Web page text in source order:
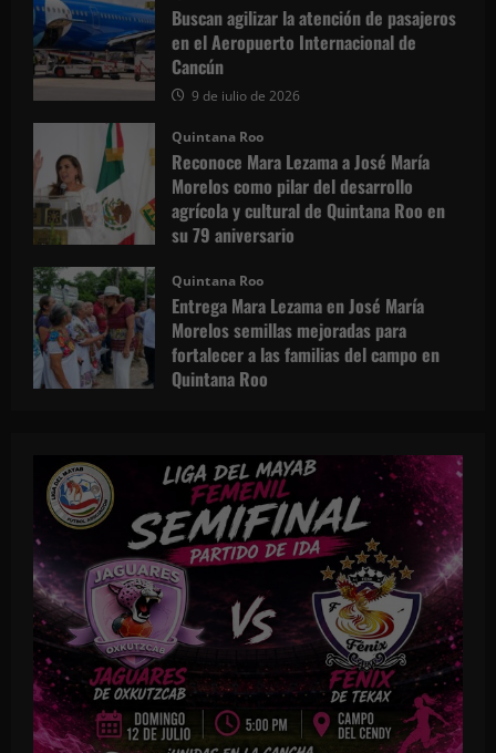
Buscan agilizar la atención de pasajeros
en el Aeropuerto Internacional de
Cancún
9 de julio de 2026
Quintana Roo
Reconoce Mara Lezama a José María
Morelos como pilar del desarrollo
agrícola y cultural de Quintana Roo en
su 79 aniversario
Quintana Roo
Entrega Mara Lezama en José María
Morelos semillas mejoradas para
fortalecer a las familias del campo en
Quintana Roo